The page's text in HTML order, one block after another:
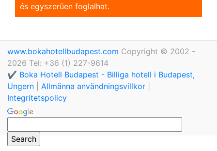
és egyszerũen foglalhat.
www.bokahotellbudapest.com Copyright © 2002 -
2026 Tel: +36 (1) 227-9614
✔️ Boka Hotell Budapest - Billiga hotell i Budapest,
Ungern
Allmänna användningsvillkor
Integritetspolicy